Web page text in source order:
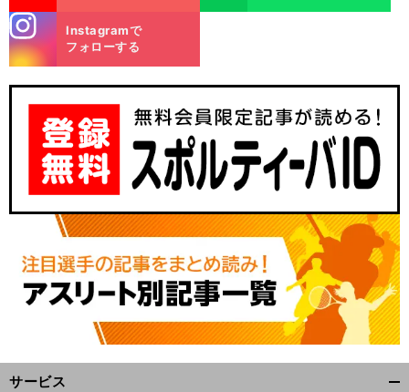
m
Instagramで
フォローする
サービス